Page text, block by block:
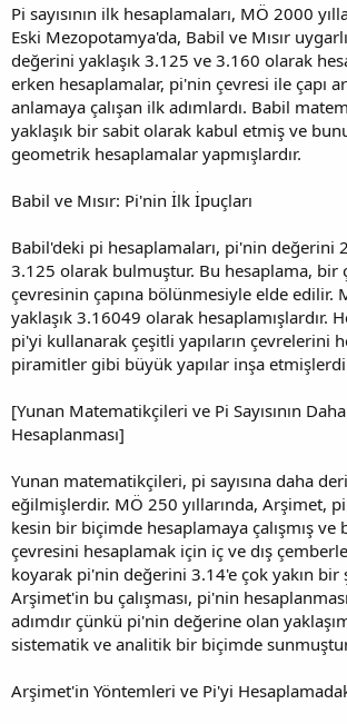
Pi sayısının ilk hesaplamaları, MÖ 2000
Eski Mezopotamya'da, Babil ve Mısır
değerini yaklaşık 3.125 ve 3.160 olarak
erken hesaplamalar, pi'nin çevresi ile çapı
anlamaya çalışan ilk adımlardı. Babil
yaklaşık bir sabit olarak kabul etmiş ve
geometrik hesaplamalar yapmışlardır.
Babil ve Mısır: Pi'nin İlk İpuçları
Babil'deki pi hesaplamaları, pi'nin değerini
3.125 olarak bulmuştur. Bu hesaplama, bir
çevresinin çapına bölünmesiyle elde edilir.
yaklaşık 3.16049 olarak hesaplamışlardır.
pi'yi kullanarak çeşitli yapıların çevrelerini
piramitler gibi büyük yapılar inşa
[Yunan Matematikçileri ve Pi Sayısının
Hesaplanması]
Yunan matematikçileri, pi sayısına daha
eğilmişlerdir. MÖ 250 yıllarında, Arşimet,
kesin bir biçimde hesaplamaya çalışmış ve
çevresini hesaplamak için iç ve dış
koyarak pi'nin değerini 3.14'e çok yakın bir
Arşimet'in bu çalışması, pi'nin
adımdır çünkü pi'nin değerine olan
sistematik ve analitik bir biçimde
Arşimet'in Yöntemleri ve Pi'yi